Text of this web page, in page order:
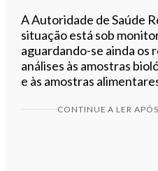
A Autoridade de Saúde
situação está sob
aguardando-se ainda os
análises às amostras
e às amostras
CONTINUE A LER